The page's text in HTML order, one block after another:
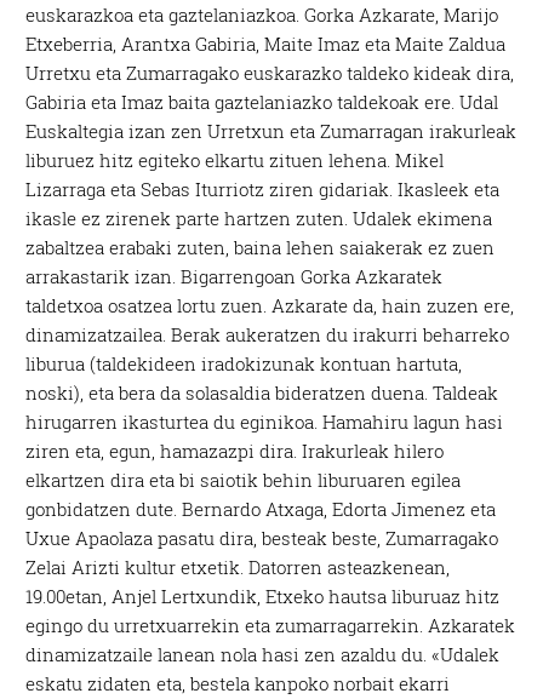
euskarazkoa eta gaztelaniazkoa. Gorka Azkarate, Marijo
Etxeberria, Arantxa Gabiria, Maite Imaz eta Maite Zaldua
Urretxu eta Zumarragako euskarazko taldeko kideak dira,
Gabiria eta Imaz baita gaztelaniazko taldekoak ere. Udal
Euskaltegia izan zen Urretxun eta Zumarragan irakurleak
liburuez hitz egiteko elkartu zituen lehena. Mikel
Lizarraga eta Sebas Iturriotz ziren gidariak. Ikasleek eta
ikasle ez zirenek parte hartzen zuten. Udalek ekimena
zabaltzea erabaki zuten, baina lehen saiakerak ez zuen
arrakastarik izan. Bigarrengoan Gorka Azkaratek
taldetxoa osatzea lortu zuen. Azkarate da, hain zuzen ere,
dinamizatzailea. Berak aukeratzen du irakurri beharreko
liburua (taldekideen iradokizunak kontuan hartuta,
noski), eta bera da solasaldia bideratzen duena. Taldeak
hirugarren ikasturtea du eginikoa. Hamahiru lagun hasi
ziren eta, egun, hamazazpi dira. Irakurleak hilero
elkartzen dira eta bi saiotik behin liburuaren egilea
gonbidatzen dute. Bernardo Atxaga, Edorta Jimenez eta
Uxue Apaolaza pasatu dira, besteak beste, Zumarragako
Zelai Arizti kultur etxetik. Datorren asteazkenean,
19.00etan, Anjel Lertxundik, Etxeko hautsa liburuaz hitz
egingo du urretxuarrekin eta zumarragarrekin. Azkaratek
dinamizatzaile lanean nola hasi zen azaldu du. «Udalek
eskatu zidaten eta, bestela kanpoko norbait ekarri